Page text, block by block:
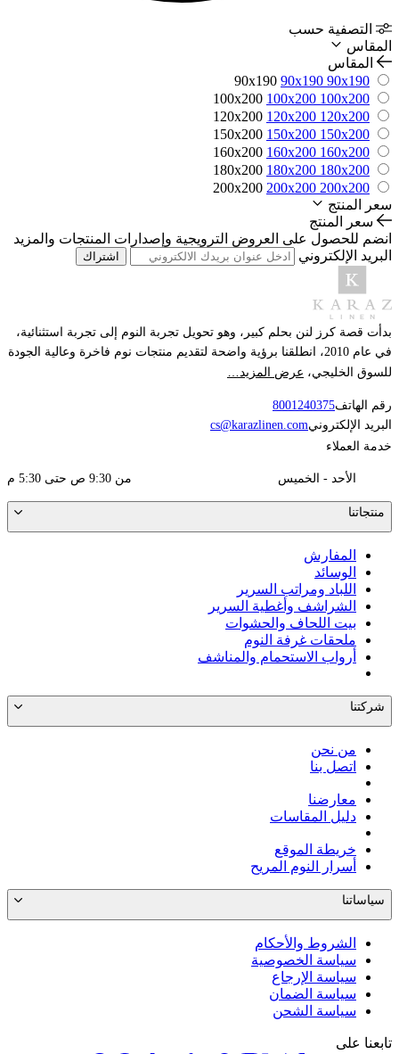
التصفية حسب
المقاس
المقاس
90x190 90x190 90x190
100x200 100x200 100x200
120x200 120x200 120x200
150x200 150x200 150x200
160x200 160x200 160x200
180x200 180x200 180x200
200x200 200x200 200x200
سعر المنتج
سعر المنتج
انضم للحصول على العروض الترويجية وإصدارات المنتجات والمزيد
البريد الإلكتروني
اشتراك
بدأت قصة كرز لنن بحلم كبير، وهو تحويل تجربة النوم إلى تجربة استثنائية،
في عام 2010، انطلقنا برؤية واضحة لتقديم منتجات نوم فاخرة وعالية الجودة
للسوق الخليجي، عرض المزيد…
رقم الهاتف8001240375
البريد الإلكترونيcs@karazlinen.com
خدمة العملاء
الأحد - الخميس من 9:30 ص حتى 5:30 م
منتجاتنا
المفارش
الوسائد
اللباد ومراتب السرير
الشراشف وأغطية السرير
بيت اللحاف والحشوات
ملحقات غرفة النوم
أرواب الاستحمام والمناشف
شركتنا
من نحن
اتصل بنا
معارضنا
دليل المقاسات
خريطة الموقع
أسرار النوم المريح
سياساتنا
الشروط والأحكام
سياسة الخصوصية
سياسة الإرجاع
سياسة الضمان
سياسة الشحن
تابعنا على